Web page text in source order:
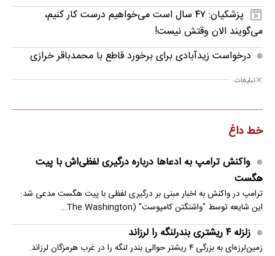
پزشکیان: ۴۷ سال است می‌خواهیم درست کار کنیم،
می‌گویند الان وقتش نیست!
درخواست زیدآبادی برای برخورد قاطع با محمدباقر خرازی
تبلیغات
خط داغ
واکنش ترامپ به ادعاها درباره درگیری لفظی‌اش با پیت
هگست
ترامپ در واکنش به اخبار مبنی بر درگیری لفظی با پیت هگست مدعی شد:
این شایعه توسط "واشنگتن کامپوست" (The Washington…
زلزله ۴ ریشتری بندرلنگه را لرزاند
زمین‌لرزه‌ای به بزرگی ۴ ریشتر حوالی بندر لنگه را در غرب هرمزگان لرزاند.